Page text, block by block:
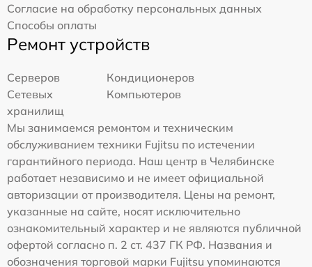
Согласие на обработку персональных данных
Способы оплаты
Ремонт устройств
Серверов
Кондиционеров
Сетевых
хранилищ
Компьютеров
Мы занимаемся ремонтом и техническим
обслуживанием техники Fujitsu по истечении
гарантийного периода. Наш центр в Челябинске
работает независимо и не имеет официальной
авторизации от производителя. Цены на ремонт,
указанные на сайте, носят исключительно
ознакомительный характер и не являются публичной
офертой согласно п. 2 ст. 437 ГК РФ. Названия и
обозначения торговой марки Fujitsu упоминаются